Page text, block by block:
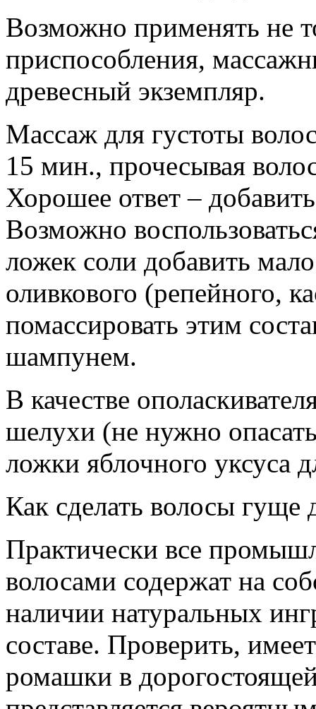
Возможно применять не
приспособления,
древесный экземпляр.
Массаж для густоты
15 мин., прочесывая
Хорошее ответ –
Возможно
ложек соли добавить
оливкового (репейного,
помассировать этим
шампунем.
В качестве
шелухи (не нужно
ложки яблочного уксуса
Как сделать волосы гуще
Практически все
волосами содержат на
наличии натуральных
составе. Проверить,
ромашки в